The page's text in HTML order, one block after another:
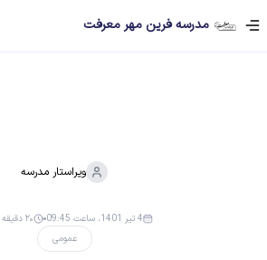
مدرسه فرین مهر معرفت
ویراستار مدرسه
عمومی
4 تیر 1401، ساعت 09:45 ۲۰ دقیقه مطالعه